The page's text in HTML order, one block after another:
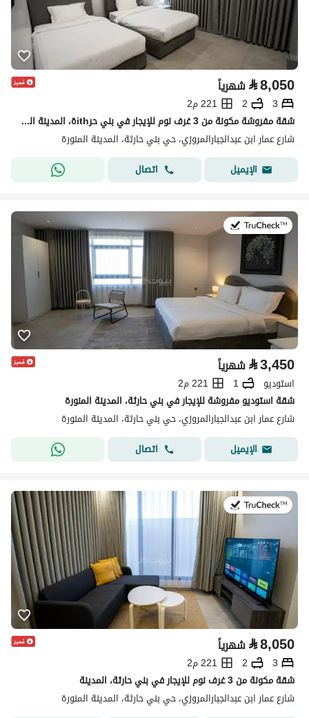
⃁8,050 شهرياً
3
2
221 م2
شقة مفروشة مكونة من 3 غرف نوم للإيجار في بني حرithة، المدينة المنورة
شارع عمار ابن عبدالجبارالمروزي، حي بني حارثة، المدينة المنورة
الإيميل
اتصال
في:19 يوليو 2026
⃁3,450 شهرياً
استوديو 1
221 م2
شقة استوديو مفروشة للإيجار في بني حارثة، المدينة المنورة
شارع عمار ابن عبدالجبارالمروزي، حي بني حارثة، المدينة المنورة
الإيميل
اتصال
في:19 يوليو 2026
⃁8,050 شهرياً
3
2
221 م2
شقة مكونة من 3 غرف نوم للإيجار في بني حارثة، المدينة
شارع عمار ابن عبدالجبارالمروزي، حي بني حارثة، المدينة المنورة